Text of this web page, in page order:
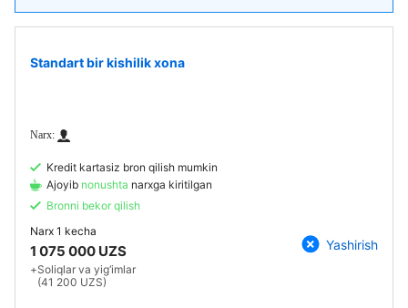
Standart bir kishilik xona
Kredit kartasiz bron qilish mumkin
Ajoyib nonushta narxga kiritilgan
Bronni bekor qilish
Narx 1 kecha
1 075 000 UZS
+Soliqlar va yig‘imlar
(41 200 UZS)
Yashirish